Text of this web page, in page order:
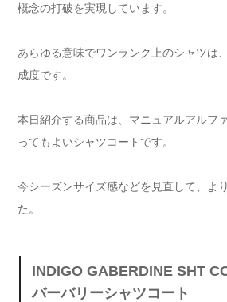
概念の打破を実現しています。
あらゆる意味でワンランク上のシャツは
成度です。
本日紹介する商品は、マニュアルアルフ
ってもよいシャツコートです。
今シーズンサイズ感などを見直して、よ
た。
INDIGO GABERDINE SHT
バーバリーシャツコート